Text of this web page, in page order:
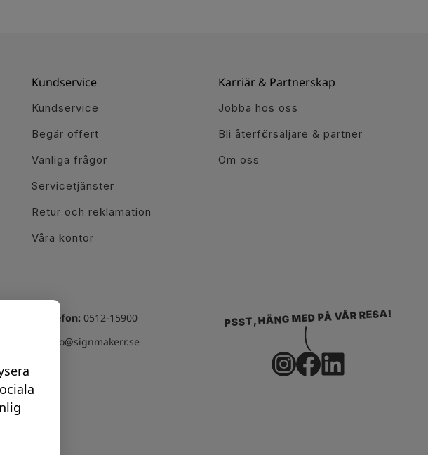
Kundservice
Kundservice
Begär offert
Vanliga frågor
Servicetjänster
Retur och reklamation
Våra kontor
Karriär & Partnerskap
Jobba hos oss
Bli återförsäljare & partner
Om oss
Växel telefon: 0512-15900
info@signmakerr.se
PSST, HÄNG MED PÅ VÅR RESA!